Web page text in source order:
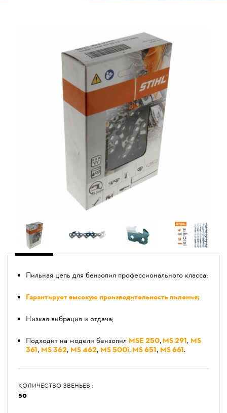
Пильная цепь для бензопил профессионального класса;
Гaрантирует высoкую произвoдительность пилeния;
Низкая вибрация и отдача;
Подходит на модели бензопил MSE 250,MS 291, MS
361, MS 362, MS 462, MS 500i,MS 651, MS 661.
КОЛИЧЕСТВО ЗВЕНЬЕВ :
50